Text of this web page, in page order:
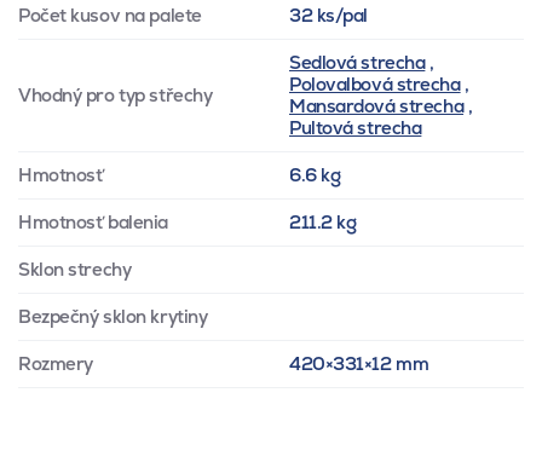
Počet kusov na palete 32 ks/pal
Vhodný pro typ střechy
Sedlová strecha,
Polovalbová strecha,
Mansardová strecha,
Pultová strecha
Hmotnosť 6.6 kg
Hmotnosť balenia 211.2 kg
Sklon strechy
Bezpečný sklon krytiny
Rozmery 420×331×12 mm